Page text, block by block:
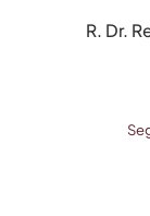
R. Dr.